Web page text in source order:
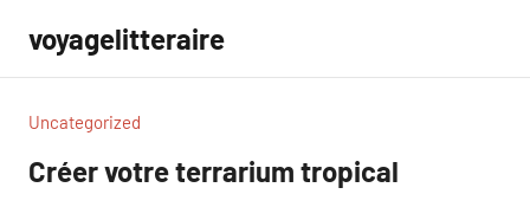
contenu
voyagelitteraire
Uncategorized
Créer votre terrarium tropical